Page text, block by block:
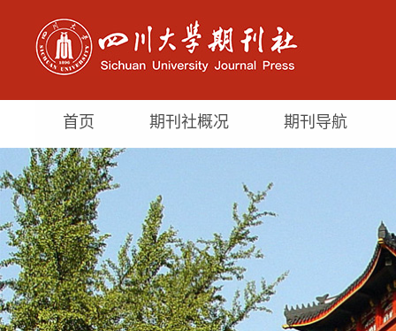
首页 期刊社概况 期刊导航